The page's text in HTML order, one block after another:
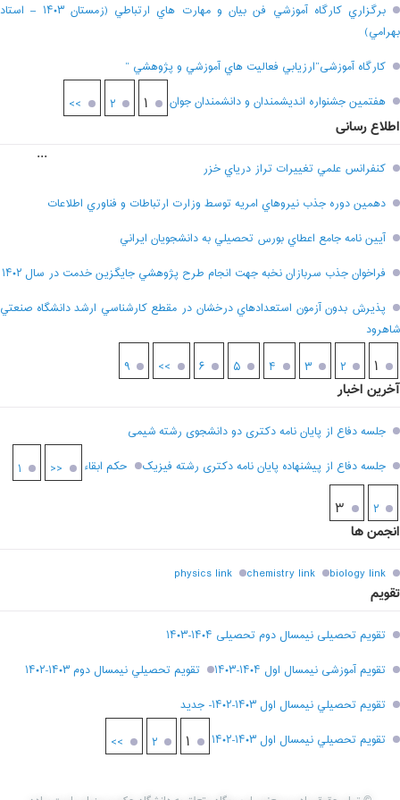
برگزاري کارگاه آموزشي فن بيان و مهارت هاي ارتباطي (زمستان ۱۴۰۳ – استاد
بهرامي)
کارگاه آموزشی”ارزيابي فعاليت هاي آموزشي و پژوهشي “
هفتمين جشنواره انديشمندان و دانشمندان جوان
۱ ۲ >>
اطلاع رسانی
کنفرانس علمي تغييرات تراز درياي خزر
دهمين دوره جذب نيروهاي امريه توسط وزارت ارتباطات و فناوري اطلاعات
آيين نامه جامع اعطاي بورس تحصيلي به دانشجويان ايراني
فراخوان جذب سربازان نخبه جهت انجام طرح پژوهشي جايگزين خدمت در سال ۱۴۰۲
پذيرش بدون آزمون استعدادهاي درخشان در مقطع کارشناسي ارشد دانشگاه صنعتي
شاهرود
۱ ۲ ۳ ۴ ۵ ۶
...
۹ >>
آخرین اخبار
جلسه دفاع از پایان نامه دکتری دو دانشجوی رشته شیمی
جلسه دفاع از پیشنهاده پایان نامه دکتری رشته فیزیک
حکم ابقاء << ۱
۲ ۳
انجمن ها
biology link
chemistry link
physics link
تقویم
تقویم تحصیلی نیمسال دوم تحصیلی ۱۴۰۴-۱۴۰۳
تقویم آموزشی نیمسال اول ۱۴۰۴-۱۴۰۳
تقويم تحصيلي نيمسال دوم ۱۴۰۳-۱۴۰۲
تقويم تحصيلي نيمسال اول ۱۴۰۳-۱۴۰۲- جديد
تقويم تحصيلي نيمسال اول ۱۴۰۳-۱۴۰۲
۱ ۲ >>